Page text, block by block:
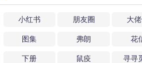
小红书 朋友圈 大
图集 弗朗 花
下册 鼠疫 寻寻